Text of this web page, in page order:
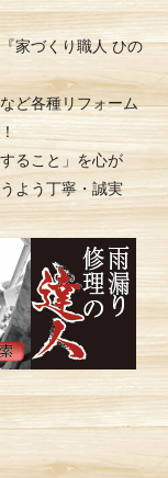
家づくり職人 ひの
ど各種リフォーム
ること」を心が
よう丁寧・誠実